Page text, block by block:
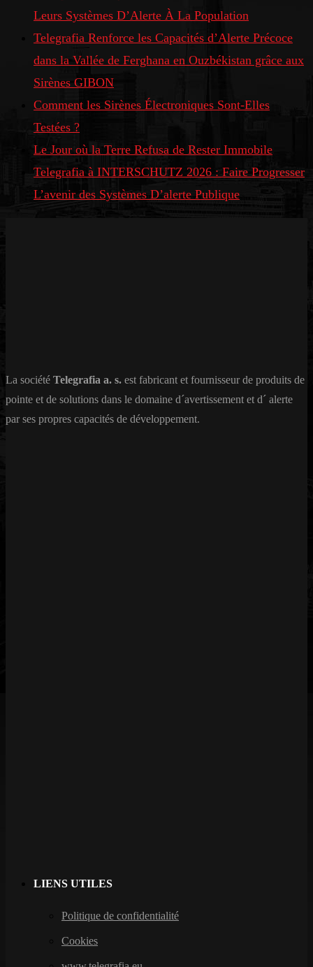
Leurs Systèmes D’Alerte À La Population
Telegrafia Renforce les Capacités d’Alerte Précoce
dans la Vallée de Ferghana en Ouzbékistan grâce aux
Sirènes GIBON
Comment les Sirènes Électroniques Sont-Elles
Testées ?
Le Jour où la Terre Refusa de Rester Immobile
Telegrafia à INTERSCHUTZ 2026 : Faire Progresser
L’avenir des Systèmes D’alerte Publique
La société Telegrafia a. s. est fabricant et fournisseur de produits de
pointe et de solutions dans le domaine d´avertissement et d´ alerte
par ses propres capacités de développement.
LIENS UTILES
Politique de confidentialité
Cookies